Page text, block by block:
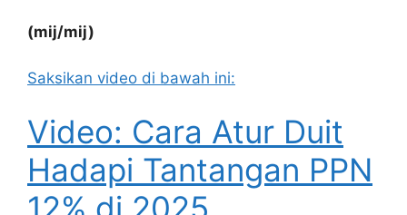
(mij/mij)
Saksikan video di bawah ini:
Video: Cara Atur Duit
Hadapi Tantangan PPN